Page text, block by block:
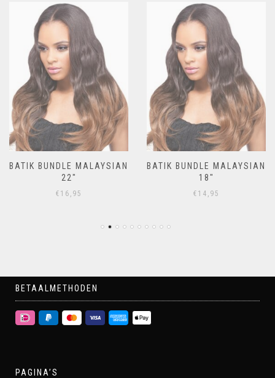
BATIK BUNDLE MALAYSIAN
22″
€ 16,95
BATIK BUNDLE MALAYSIAN
18″
€ 14,95
BETAALMETHODEN
PAGINA’S